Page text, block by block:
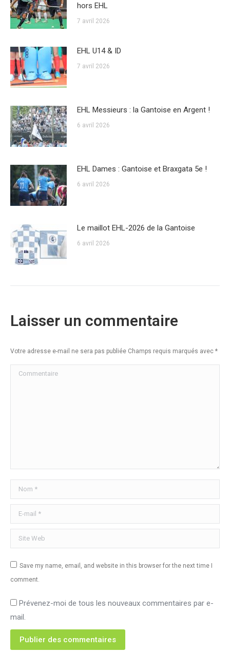
hors EHL
7 avril 2026
EHL U14 & ID
7 avril 2026
EHL Messieurs : la Gantoise en Argent !
6 avril 2026
EHL Dames : Gantoise et Braxgata 5e !
6 avril 2026
Le maillot EHL-2026 de la Gantoise
6 avril 2026
Laisser un commentaire
Votre adresse e-mail ne sera pas publiée Champs requis marqués avec *
Commentaire
Nom *
E-mail *
Site Web
Save my name, email, and website in this browser for the next time I
comment.
Prévenez-moi de tous les nouveaux commentaires par e-
mail.
Publier des commentaires